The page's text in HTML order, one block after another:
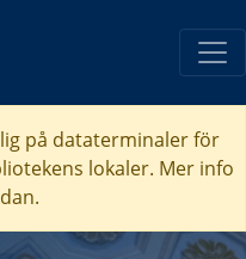
på dataterminaler för
lokaler. Mer info